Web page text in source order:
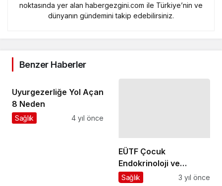
noktasında yer alan habergezgini.com ile Türkiye’nin ve
dünyanın gündemini takip edebilirsiniz.
Benzer Haberler
Uyurgezerliğe Yol Açan
8 Neden
Sağlık 4 yıl önce
EÜTF Çocuk
Endokrinoloji ve
Diyabet Bilim Dalı
Sağlık 3 yıl önce